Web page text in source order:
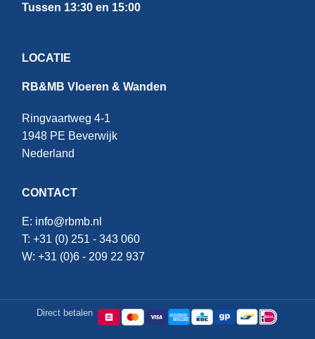
Tussen 13:30 en 15:00
LOCATIE
RB&MB Vloeren & Wanden
Ringvaartweg 4-1
1948 PE Beverwijk
Nederland
CONTACT
E: info@rbmb.nl
T: +31 (0) 251 - 343 060
W: +31 (0)6 - 209 22 937
Direct betalen